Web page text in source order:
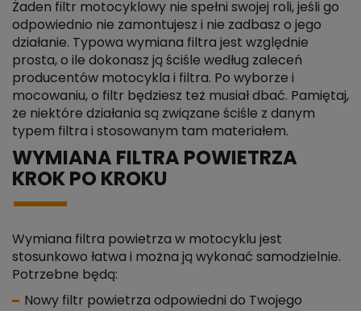
Żaden filtr motocyklowy nie spełni swojej roli, jeśli go
odpowiednio nie zamontujesz i nie zadbasz o jego
działanie. Typowa wymiana filtra jest względnie
prosta, o ile dokonasz ją ściśle według zaleceń
producentów motocykla i filtra. Po wyborze i
mocowaniu, o filtr będziesz też musiał dbać. Pamiętaj,
że niektóre działania są związane ściśle z danym
typem filtra i stosowanym tam materiałem.
WYMIANA FILTRA POWIETRZA
KROK PO KROKU
Wymiana filtra powietrza w motocyklu jest
stosunkowo łatwa i można ją wykonać samodzielnie.
Potrzebne będą:
Nowy filtr powietrza odpowiedni do Twojego